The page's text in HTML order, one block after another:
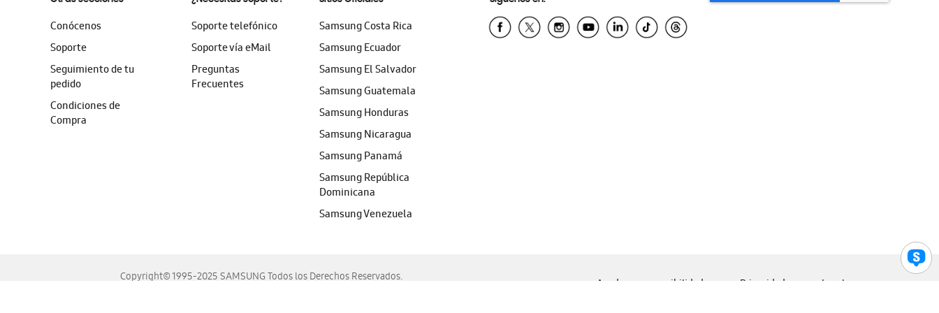
Conócenos
Soporte
Seguimiento de tu
pedido
Condiciones de
Compra
Soporte telefónico
Soporte vía eMail
Preguntas
Frecuentes
Samsung Costa Rica
Samsung Ecuador
Samsung El Salvador
Samsung Guatemala
Samsung Honduras
Samsung Nicaragua
Samsung Panamá
Samsung República
Dominicana
Samsung Venezuela
Copyright© 1995-2025 SAMSUNG Todos los Derechos Reservados.
Ayuda para accesibilidad Privacidad Legal